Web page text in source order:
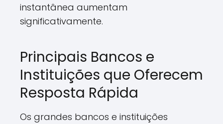
instantânea aumentam
significativamente.
Principais Bancos e
Instituições que Oferecem
Resposta Rápida
Os grandes bancos e instituições